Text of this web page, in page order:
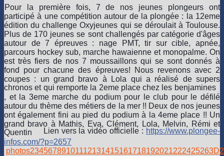
Pour la première fois, 7 de nos jeunes plongeurs ont
participé à une compétition autour de la plongée : la 12eme
édition du challenge Oxyjeunes qui se déroulait à Toulouse.
Plus de 170 jeunes se sont challengés par catégorie d'âges
autour de 7 épreuves : nage PMT, tir sur cible, apnée,
parcours hockey sub, marche hawaienne et monopalme. On
est très fiers de nos 7 moussaillons qui se sont donnés à
fond pour chacune des épreuves! Nous revenons avec 2
coupes : un grand bravo à Lola qui a réalisé de supers
chronos et qui remporte la 2eme place chez les benjamines
, et la 3eme marche du podium pour le club pour le défilé
autour du thème des métiers de la mer !! Deux de nos jeunes
ont également fini au pied du podium à la 4eme place !! Un
grand bravo à Mathis, Eva, Clément, Lola, Melvin, Rémi et
Quentin
Lien vers la vidéo officielle : https://www.plongee-
infos.com/?p=2657
photos23456789101112131415161718192021222425263D